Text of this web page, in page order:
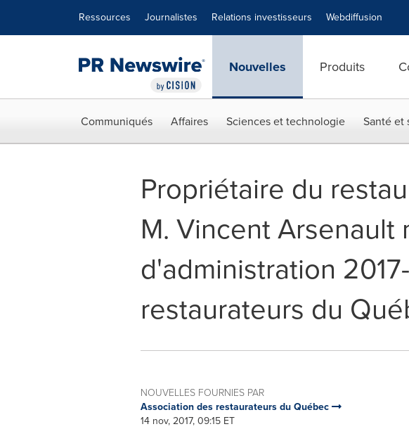
Ressources Journalistes Relations investisseurs Webdiffusion
Nouvelles Produits
Communiqués Affaires Sciences et technologie Santé et
Propriétaire du
M. Vincent
d'administration
restaurateurs du
NOUVELLES FOURNIES PAR
Association des restaurateurs du Québec
14 nov, 2017, 09:15 ET